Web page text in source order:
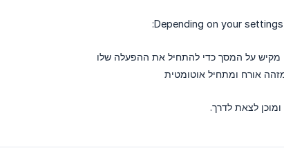
Depending on your
על המסך כדי להתחיל את ההפעלה שלו
אורח ומתחיל אוטומטית
לצאת לדרך.